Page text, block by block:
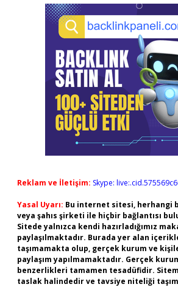
Reklam ve İletişim: Skype:
Yasal Uyarı: Bu internet sitesi, herhangi
veya şahıs şirketi ile hiçbir bağlantısı
Sitede yalnızca kendi hazırladığımız
paylaşılmaktadır. Burada yer alan
taşımamakta olup, gerçek kurum ve
paylaşım yapılmamaktadır. Gerçek
benzerlikleri tamamen tesadüfidir.
taslak halindedir ve tavsiye niteliği